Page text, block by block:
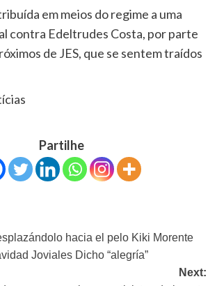
em meios do regime a uma
contra Edeltrudes Costa, por parte
de JES, que se sentem traídos
Partilhe
hacia el pelo Kiki Morente
Joviales Dicho “alegría”
Next: